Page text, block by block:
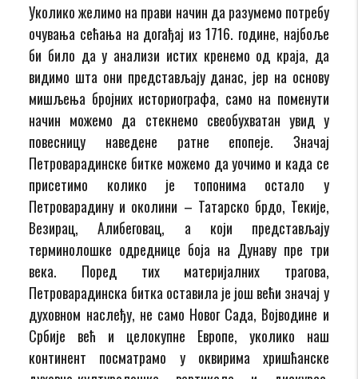
Уколико желимо на прави начин да разумемо потребу
очувања сећања на догађај из 1716. године, најбоље
би било да у анализи истих кренемо од краја, да
видимо шта они представљају данас, јер на основу
мишљења бројних историографа, само на поменути
начин можемо да стекнемо свеобухватан увид у
повесницу наведене ратне епопеје. Значај
Петроварадинске битке можемо да уочимо и када се
присетимо колико је топонима остало у
Петроварадину и околини – Татарско брдо, Текије,
Везирац, Алибеговац, а који представљају
терминолошке одреднице боја на Дунаву пре три
века. Поред тих материјалних трагова,
Петроварадинска битка оставила је још већи значај у
духовном наслеђу, не само Новог Сада, Војводине и
Србије већ и целокупне Европе, уколико наш
континент посматрамо у оквирима хришћанске